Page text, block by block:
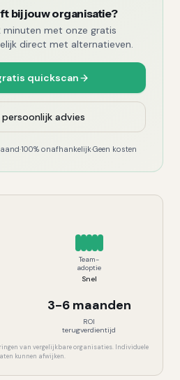
bij jouw organisatie?
minuten met onze gratis
direct met alternatieven.
quickscan
advies
·100% onafhankelijk·Geen kosten
Team-
adoptie
Snel
3-6 maanden
ROI
terugverdientijd
van vergelijkbare organisaties. Individuele
kunnen afwijken.